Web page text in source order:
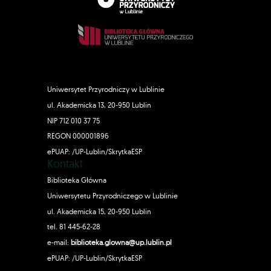
Uniwersytet Przyrodniczy w Lublinie
ul. Akademicka 13, 20-950 Lublin
NIP 712 010 37 75
REGON 000001896
ePUAP: /UP-Lublin/SkrytkaESP
Kontakt
Biblioteka Główna
Uniwersytetu Przyrodniczego w Lublinie
ul. Akademicka 15, 20-950 Lublin
tel. 81 445-62-28
e-mail: biblioteka.glowna@up.lublin.pl
ePUAP: /UP-Lublin/SkrytkaESP